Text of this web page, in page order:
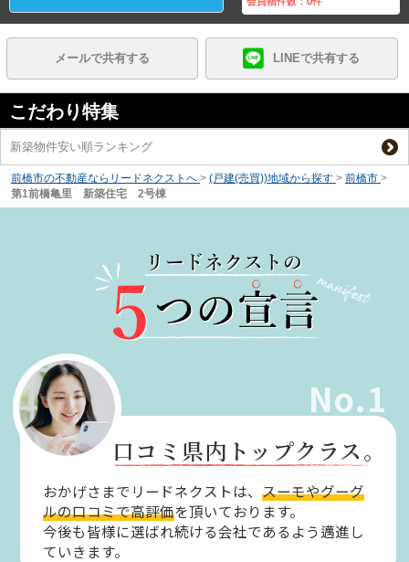
メールで共有する LINEで共有する
こだわり特集
新築物件安い順ランキング
前橋市の不動産ならリードネクストへ > (戸建(売買))地域から探す > 前橋市 >
第1前橋亀里 新築住宅 2号棟
No.1
口コミ県内トップクラス。
おかげさまでリードネクストは、スーモやグーグ
ルの口コミで高評価を頂いております。
今後も皆様に選ばれ続ける会社であるよう邁進し
ていきます。